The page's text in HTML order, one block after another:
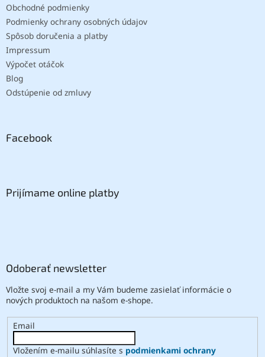
Obchodné podmienky
Podmienky ochrany osobných údajov
Spôsob doručenia a platby
Impressum
Výpočet otáčok
Blog
Odstúpenie od zmluvy
Facebook
Prijímame online platby
Odoberať newsletter
Vložte svoj e-mail a my Vám budeme zasielať informácie o
nových produktoch na našom e-shope.
Email
Vložením e-mailu súhlasíte s podmienkami ochrany